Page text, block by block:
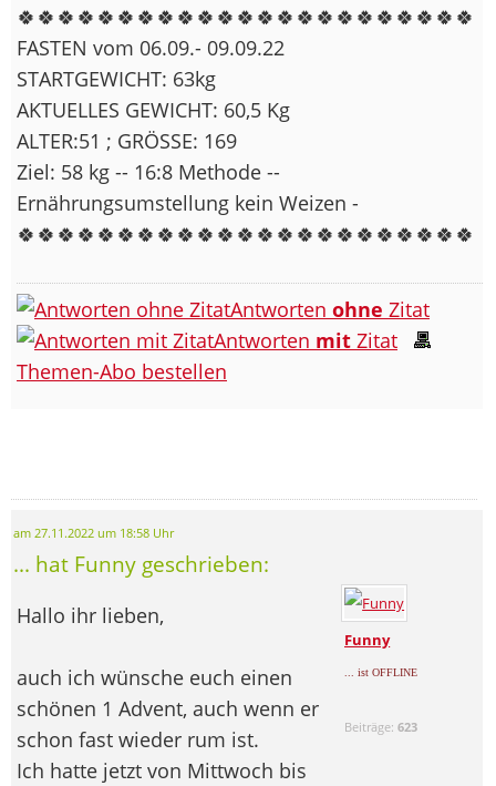
🍀🍀🍀🍀🍀🍀🍀🍀🍀🍀🍀🍀🍀🍀🍀🍀🍀🍀🍀🍀🍀🍀🍀
FASTEN vom 06.09.- 09.09.22
STARTGEWICHT: 63kg
AKTUELLES GEWICHT: 60,5 Kg
ALTER:51 ; GRÖSSE: 169
Ziel: 58 kg -- 16:8 Methode --
Ernährungsumstellung kein Weizen -
🍀🍀🍀🍀🍀🍀🍀🍀🍀🍀🍀🍀🍀🍀🍀🍀🍀🍀🍀🍀🍀🍀🍀
Antworten ohne Zitat
Antworten mit Zitat
Themen-Abo bestellen
am 27.11.2022 um 18:58 Uhr
... hat Funny geschrieben:
Funny
... ist OFFLINE
Beiträge:623
Hallo ihr lieben,
auch ich wünsche euch einen
schönen 1 Advent, auch wenn er
schon fast wieder rum ist.
Ich hatte jetzt von Mittwoch bis